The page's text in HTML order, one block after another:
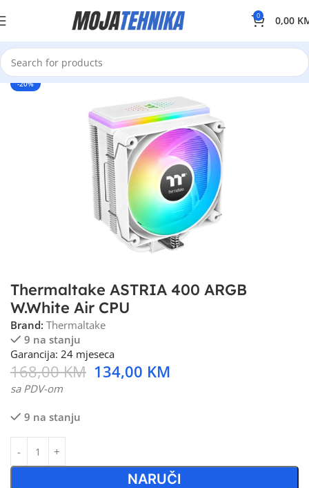
0 0,00
-20%
Thermaltake ASTRIA 400 ARGB
W.White Air CPU
Brand: Thermaltake
9 na stanju
Garancija: 24 mjeseca
168,00KM 134,00 KM
sa PDV-om
9 na stanju
NARUČI